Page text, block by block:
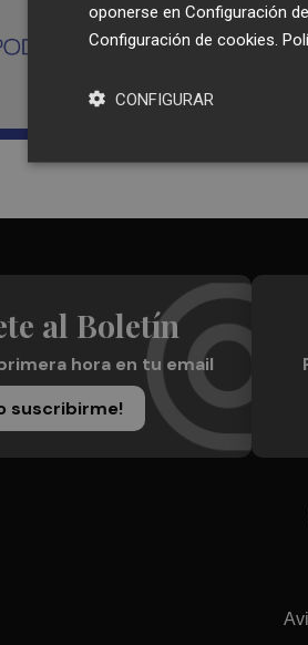
al Boletín
hora en tu email
suscribirme!
oponerse en Configuración
Configuración de cookies
CONFIGURAR